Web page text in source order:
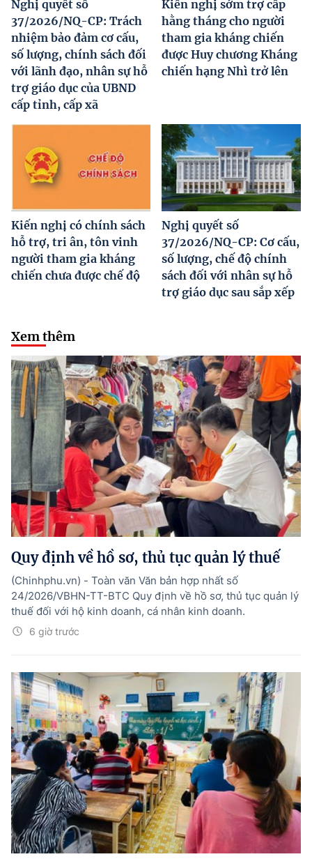
Nghị quyết số
37/2026/NQ-CP: Trách
nhiệm bảo đảm cơ cấu,
số lượng, chính sách đối
với lãnh đạo, nhân sự hỗ
trợ giáo dục của UBND
cấp tỉnh, cấp xã
Kiến nghị sớm trợ cấp
hằng tháng cho người
tham gia kháng chiến
được Huy chương Kháng
chiến hạng Nhì trở lên
Kiến nghị có chính sách
hỗ trợ, tri ân, tôn vinh
người tham gia kháng
chiến chưa được chế độ
Nghị quyết số
37/2026/NQ-CP: Cơ cấu,
số lượng, chế độ chính
sách đối với nhân sự hỗ
trợ giáo dục sau sắp xếp
Xem thêm
Quy định về hồ sơ, thủ tục quản lý thuế
6 giờ trước
(Chinhphu.vn) - Toàn văn Văn bản hợp nhất số
24/2026/VBHN-TT-BTC Quy định về hồ sơ, thủ tục quản lý
thuế đối với hộ kinh doanh, cá nhân kinh doanh.